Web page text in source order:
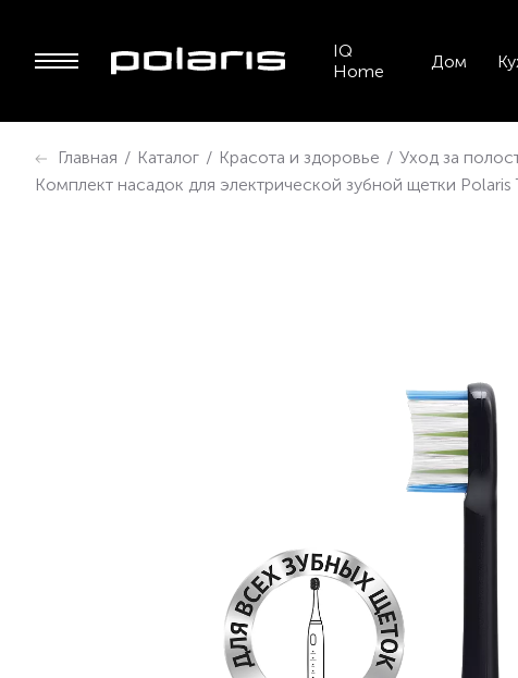
IQ
Home
Дом
Главная / Каталог / Красота и здоровье / Уход за
Комплект насадок для электрической зубной щетки Polaris